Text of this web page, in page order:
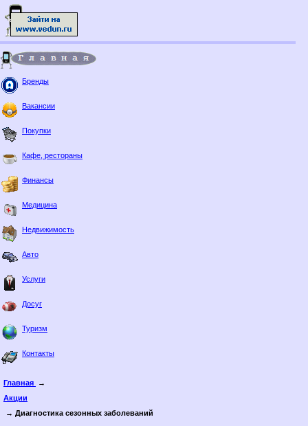
Бренды
Вакансии
Покупки
Кафе, рестораны
Финансы
Медицина
Недвижимость
Авто
Услуги
Досуг
Туризм
Контакты
Главная
→
Акции
→ Диагностика сезонных заболеваний